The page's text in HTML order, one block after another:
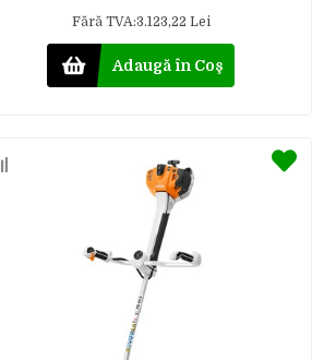
Fără TVA:3.123,22 Lei
Adaugă în Coş